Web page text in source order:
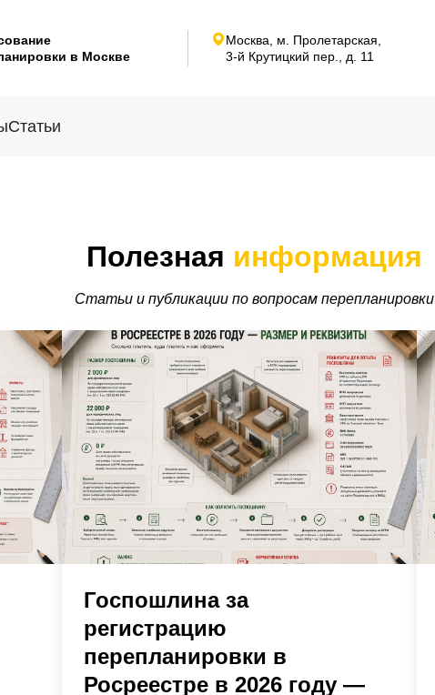
в Москве
Москва, м. Пролетарская,
3-й Крутицкий пер.,
д. 11
Статьи
Полезная информация
Статьи и публикации по вопросам перепланировки
Госпошлина за
регистрацию
перепланировки в
Росреестре в 2026 году —